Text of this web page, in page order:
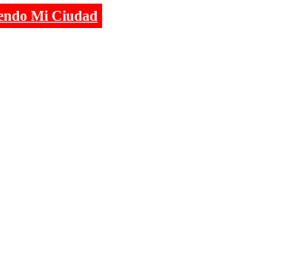
Mi Ciudad